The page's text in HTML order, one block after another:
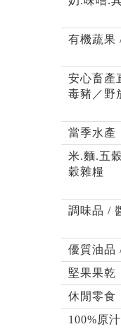
有機蔬果
安心畜產
毒豬／野
當季水產
米.麵.五
穀雜糧
調味品 /
優質油品
堅果果乾
休閒零食
100%原